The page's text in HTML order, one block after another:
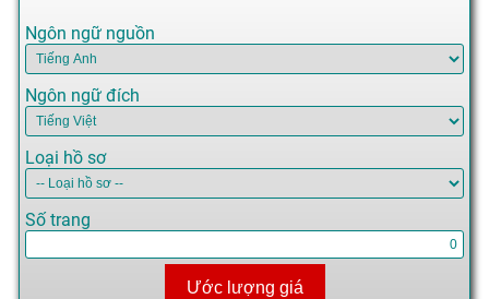
Ngôn ngữ nguồn
Ngôn ngữ đích
Loại hồ sơ
Số trang
Ước lượng giá